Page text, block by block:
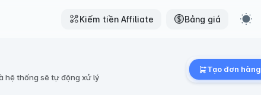
Kiếm tiền Affiliate Bảng giá
hệ thống sẽ tự động xử lý
Tạo đơn hàng